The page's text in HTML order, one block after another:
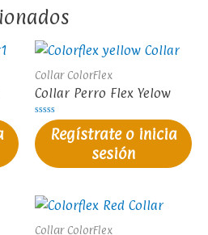
Collar ColorFlex
Collar Perro Flex Yelow
Valorado
en
0
de
5
Regístrate o inicia
sesión
Collar ColorFlex